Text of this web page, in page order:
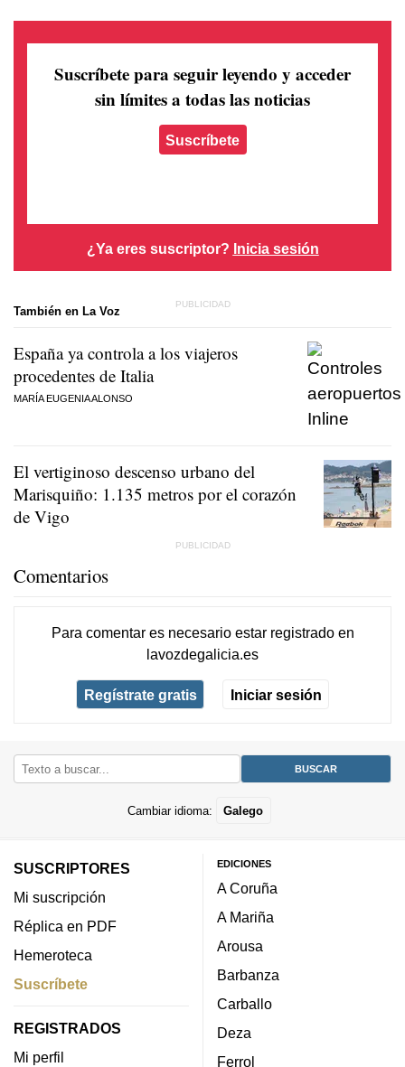
Suscríbete para seguir leyendo y acceder
sin límites a todas las noticias
Suscríbete
¿Ya eres suscriptor? Inicia sesión
También en La Voz
España ya controla a los viajeros
procedentes de Italia
MARÍA EUGENIA ALONSO
El vertiginoso descenso urbano del
Marisquiño: 1.135 metros por el corazón
de Vigo
Comentarios
Para comentar es necesario estar registradoen
lavozdegalicia.es
Regístrate gratis Iniciar sesión
Cambiar idioma: Galego
SUSCRIPTORES
Mi suscripción
Réplica en PDF
Hemeroteca
Suscríbete
REGISTRADOS
Mi perfil
EDICIONES
A Coruña
A Mariña
Arousa
Barbanza
Carballo
Deza
Ferrol